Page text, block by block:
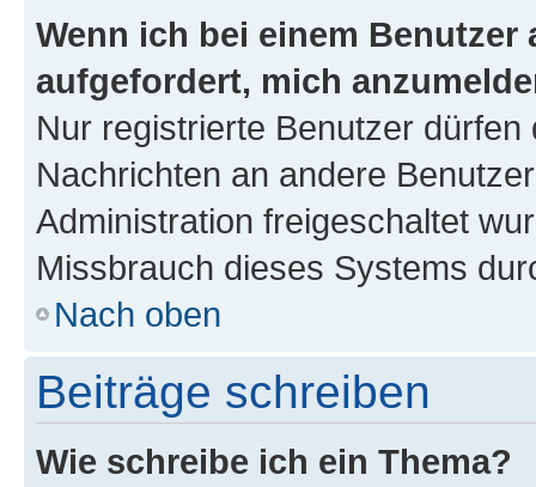
Wenn ich bei einem
aufgefordert, mich
Nur registrierte Benutzer
Nachrichten an andere
Administration freigeschaltet
Missbrauch dieses Systems
Nach oben
Beiträge schreiben
Wie schreibe ich ein Thema?